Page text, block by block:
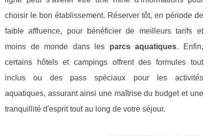
choisir le bon établissement. Réserver tôt, en période de
faible affluence, pour bénéficier de meilleurs tarifs et
moins de monde dans les parcs aquatiques. Enfin,
certains hôtels et campings offrent des formules tout
inclus ou des pass spéciaux pour les activités
aquatiques, assurant ainsi une maîtrise du budget et une
tranquillité d'esprit tout au long de votre séjour.